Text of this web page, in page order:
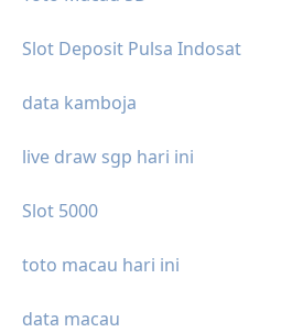
Slot Deposit Pulsa Indosat
data kamboja
live draw sgp hari ini
Slot 5000
toto macau hari ini
data macau